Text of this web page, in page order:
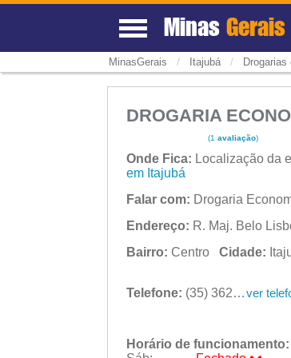
MinasGerais
MinasGerais / Itajubá /
DROGARIA
(1 avaliação)
Onde Fica: Localização da
em Itajubá
Falar com: Drogaria
Endereço: R. Maj. Belo
Bairro: Centro Cidade:
Telefone: (35) 3622-0066 ver
Horário de funcionamento: